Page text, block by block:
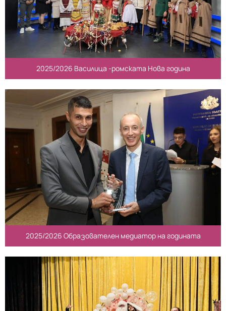
2025/2026 Василица -ромската Нова година
2025/2026 Образователен медиатор на годината